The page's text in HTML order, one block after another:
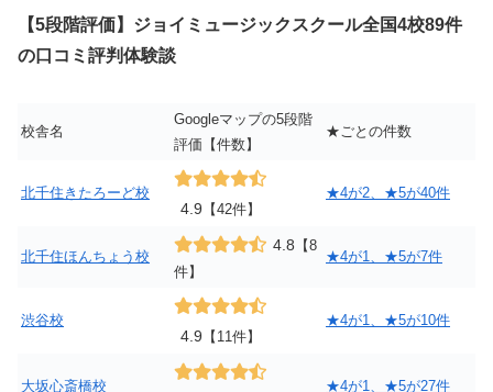
【5段階評価】ジョイミュージックスクール全国4校89件
の口コミ評判体験談
校舎名
Googleマップの5段階
評価【件数】
★ごとの件数
北千住きたろーど校
4.9 【42件】
★4が2、★5が40件
北千住ほんちょう校
4.8 【8
件】
★4が1、★5が7件
渋谷校
4.9 【11件】
★4が1、★5が10件
大坂心斎橋校 ★4が1、★5が27件